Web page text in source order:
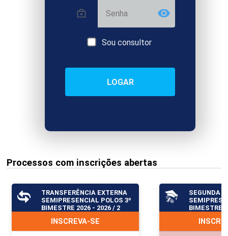
Senha
Sou consultor
Processos com inscrições abertas
TRANSFERÊNCIA EXTERNA
SEMIPRESENCIAL POLOS 3º
BIMESTRE 2026 - 2026 / 2
INSCREVA-SE
SEGUNDA
BIMESTRE